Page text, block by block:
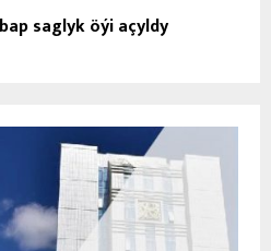
saglyk öýi açyldy